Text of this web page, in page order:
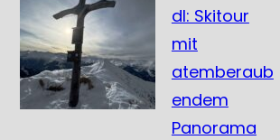
dl: Skitour
mit
atemberaub
endem
Panorama